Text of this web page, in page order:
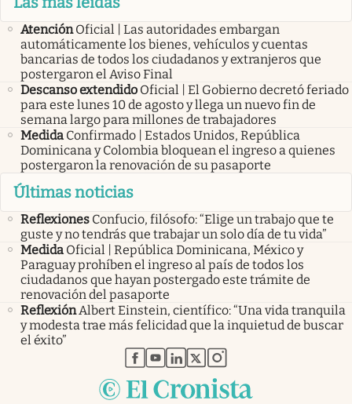
Atención Oficial | Las autoridades embargan
automáticamente los bienes, vehículos y cuentas
bancarias de todos los ciudadanos y extranjeros que
postergaron el Aviso Final
Descanso extendido Oficial | El Gobierno decretó feriado
para este lunes 10 de agosto y llega un nuevo fin de
semana largo para millones de trabajadores
Medida Confirmado | Estados Unidos, República
Dominicana y Colombia bloquean el ingreso a quienes
postergaron la renovación de su pasaporte
Últimas noticias
Reflexiones Confucio, filósofo: “Elige un trabajo que te
guste y no tendrás que trabajar un solo día de tu vida”
Medida Oficial | República Dominicana, México y
Paraguay prohíben el ingreso al país de todos los
ciudadanos que hayan postergado este trámite de
renovación del pasaporte
ReflexiónAlbert Einstein, científico: “Una vida tranquila
y modesta trae más felicidad que la inquietud de buscar
el éxito”
abre en nueva pestaña
abre en nueva pestaña
abre en nueva pestaña
abre en nueva pestaña
abre en nueva pestaña